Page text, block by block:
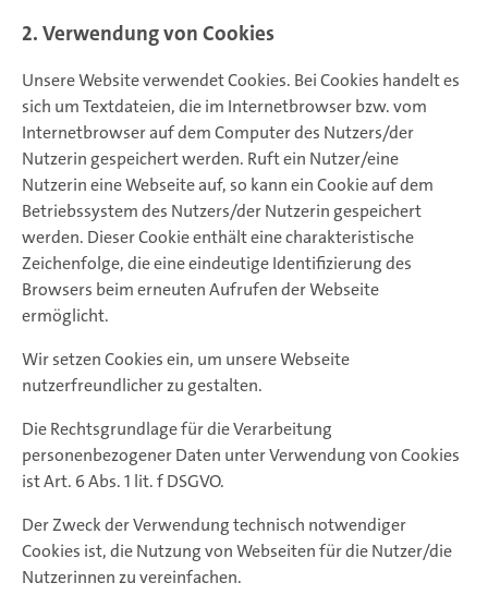
2. Verwendung von Cookies
Unsere Website verwendet Cookies. Bei Cookies handelt es
sich um Textdateien, die im Internetbrowser bzw. vom
Internetbrowser auf dem Computer des Nutzers/der
Nutzerin gespeichert werden. Ruft ein Nutzer/eine
Nutzerin eine Webseite auf, so kann ein Cookie auf dem
Betriebssystem des Nutzers/der Nutzerin gespeichert
werden. Dieser Cookie enthält eine charakteristische
Zeichenfolge, die eine eindeutige Identifizierung des
Browsers beim erneuten Aufrufen der Webseite
ermöglicht.
Wir setzen Cookies ein, um unsere Webseite
nutzerfreundlicher zu gestalten.
Die Rechtsgrundlage für die Verarbeitung
personenbezogener Daten unter Verwendung von Cookies
ist Art. 6 Abs. 1 lit. f DSGVO.
Der Zweck der Verwendung technisch notwendiger
Cookies ist, die Nutzung von Webseiten für die Nutzer/die
Nutzerinnen zu vereinfachen.